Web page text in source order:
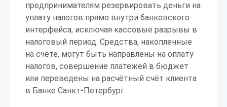
предпринимателям резервировать деньги на
уплату налогов прямо внутри банковского
интерфейса, исключая кассовые разрывы в
налоговый период. Средства, накопленные
на счёте, могут быть направлены на оплату
налогов, совершение платежей в бюджет
или переведены на расчётный счёт клиента
в Банке Санкт-Петербург.